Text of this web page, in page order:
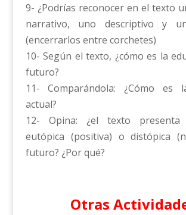
9- ¿Podrías reconocer en el texto
narrativo, uno descriptivo y
(encerrarlos entre corchetes)
10- Según el texto, ¿cómo es la
futuro?
11- Comparándola: ¿Cómo es
actual?
12- Opina: ¿el texto
eutópica (positiva) o distópica
futuro? ¿Por qué?
Otras